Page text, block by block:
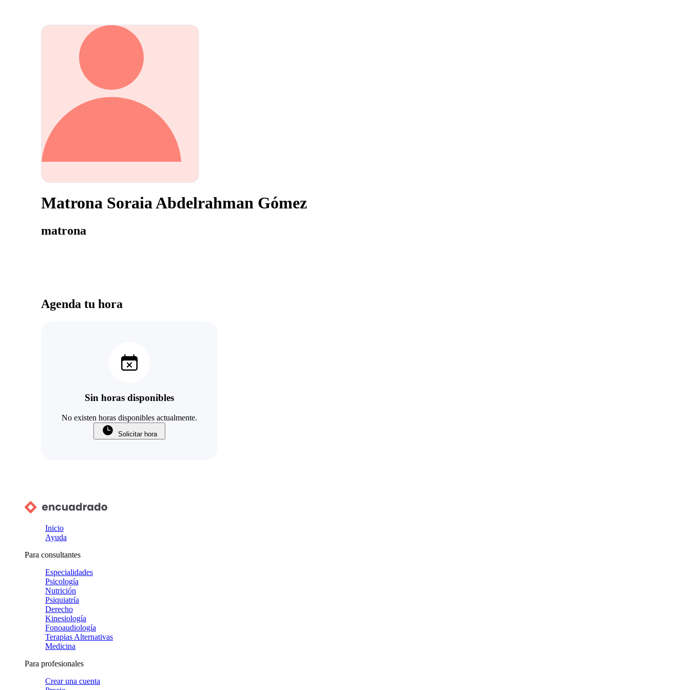
Matrona Soraia Abdelrahman Gómez
matrona
Agenda tu hora
Sin horas disponibles
No existen horas disponibles actualmente.
Solicitar hora
Inicio
Ayuda
Para consultantes
Especialidades
Psicología
Nutrición
Psiquiatría
Derecho
Kinesiología
Fonoaudiología
Terapias Alternativas
Medicina
Para profesionales
Crear una cuenta